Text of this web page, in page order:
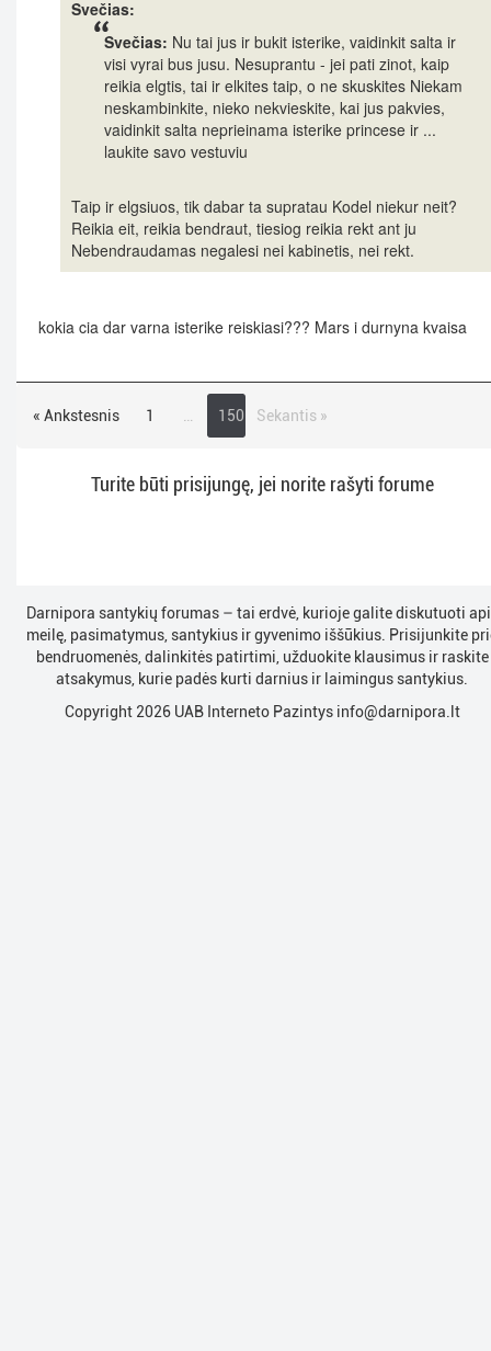
Svečias:
Svečias: Nu tai jus ir bukit isterike, vaidinkit salta ir
visi vyrai bus jusu. Nesuprantu - jei pati zinot, kaip
reikia elgtis, tai ir elkites taip, o ne skuskites Niekam
neskambinkite, nieko nekvieskite, kai jus pakvies,
vaidinkit salta neprieinama isterike princese ir ...
laukite savo vestuviu
Taip ir elgsiuos, tik dabar ta supratau Kodel niekur neit?
Reikia eit, reikia bendraut, tiesiog reikia rekt ant ju
Nebendraudamas negalesi nei kabinetis, nei rekt.
kokia cia dar varna isterike reiskiasi??? Mars i durnyna kvaisa
« Ankstesnis 1 150 Sekantis »
Turite būti prisijungę, jei norite rašyti forume
Darnipora santykių forumas – tai erdvė, kurioje galite diskutuoti
meilę, pasimatymus, santykius ir gyvenimo iššūkius. Prisijunkite
bendruomenės, dalinkitės patirtimi, užduokite klausimus ir raskite
atsakymus, kurie padės kurti darnius ir laimingus santykius.
Copyright 2026 UAB Interneto Pazintys info@darnipora.lt